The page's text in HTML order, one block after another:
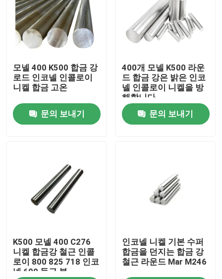
제품
우리에 대하여
공장 여행
연락주세요
인용문을 요구하세요
스테인레스 스틸 합금
스테인레스 강 플레이트 시트
모넬 400 K500 합금 강
로드 인코넬 인콜로이
니켈 합금 고온
문의 보내기
400개 모넬 K500 라운
드 합금 강은 밝은 인코
넬 인콜로이 니켈을 방
해합니다
문의 보내기
K500 모넬 400 C276
니켈 합금강 철근 인콜
로이 800 825 718 인코
넬 600 둥근 봉
인코넬 니켈 기본 수퍼
합금을 던지는 합금 강
철근 라운드 Mar M246